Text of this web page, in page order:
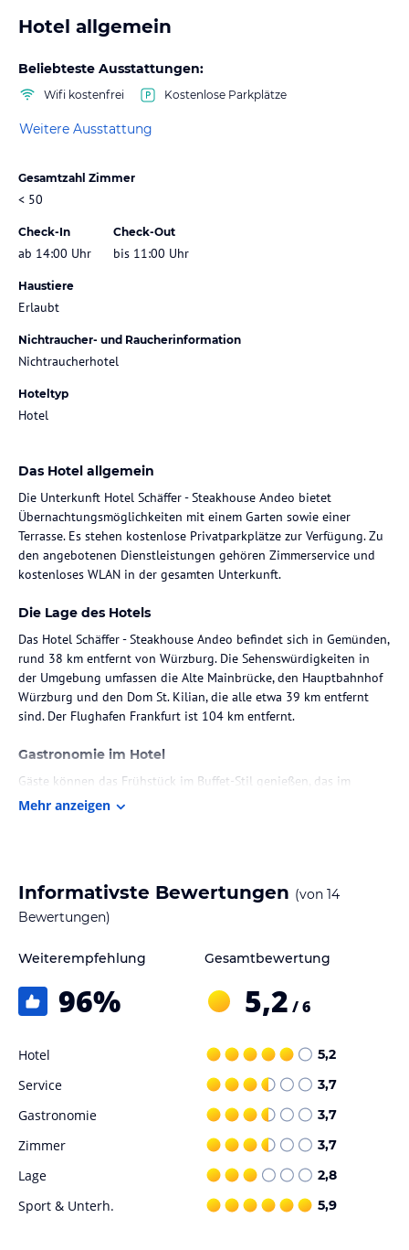
Hotel allgemein
Beliebteste Ausstattungen:
Wifi kostenfrei Kostenlose Parkplätze
Weitere Ausstattung
Gesamtzahl Zimmer
< 50
Check-In
ab 14:00 Uhr
Check-Out
bis 11:00 Uhr
Haustiere
Erlaubt
Nichtraucher- und Raucherinformation
Nichtraucherhotel
Hoteltyp
Hotel
Das Hotel allgemein
Die Unterkunft Hotel Schäffer - Steakhouse Andeo bietet
Übernachtungsmöglichkeiten mit einem Garten sowie einer
Terrasse. Es stehen kostenlose Privatparkplätze zur Verfügung. Zu
den angebotenen Dienstleistungen gehören Zimmerservice und
kostenloses WLAN in der gesamten Unterkunft.
Die Lage des Hotels
Das Hotel Schäffer - Steakhouse Andeo befindet sich in Gemünden,
rund 38 km entfernt von Würzburg. Die Sehenswürdigkeiten in
der Umgebung umfassen die Alte Mainbrücke, den Hauptbahnhof
Würzburg und den Dom St. Kilian, die alle etwa 39 km entfernt
sind. Der Flughafen Frankfurt ist 104 km entfernt.
Gastronomie im Hotel
Gäste können das Frühstück im Buffet-Stil genießen, das im
hauseigenen Restaurant angeboten wird, welches auch als
verbindlichenAngebotsdetailsdes jeweiligen Veranstalters.
Mehr anzeigen
Informativste Bewertungen (von 14
Bewertungen)
Weiterempfehlung
96%
Gesamtbewertung
5,2 / 6
Hotel 5,2
Service 3,7
Gastronomie 3,7
Zimmer 3,7
Lage 2,8
Sport & Unterh. 5,9